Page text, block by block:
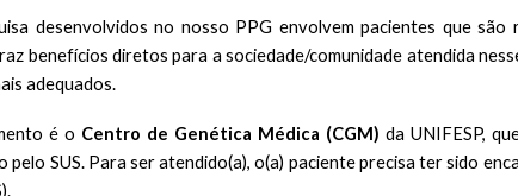
desenvolvidos no nosso PPG envolvem pacientes que são
benefícios diretos para a sociedade/comunidade atendida
adequados.
é o Centro de Genética Médica (CGM) da UNIFESP,
SUS. Para ser atendido(a), o(a) paciente precisa ter sido